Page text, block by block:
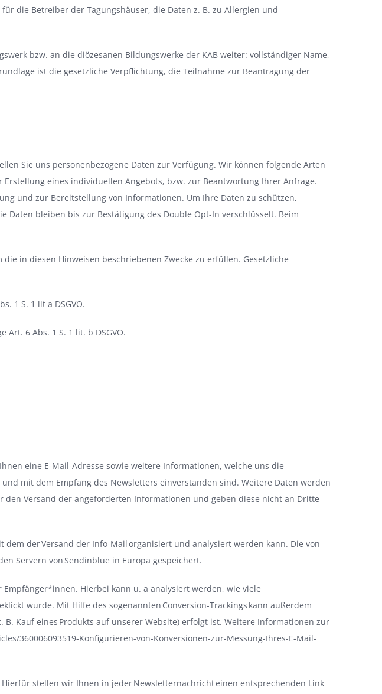
die Betreiber der Tagungshäuser, die Daten z. B. zu Allergien und
bzw. an die diözesanen Bildungswerke der KAB weiter: vollständiger Name,
ist die gesetzliche Verpflichtung, die Teilnahme zur Beantragung der
Sie uns personenbezogene Daten zur Verfügung. Wir können folgende Arten
eines individuellen Angebots, bzw. zur Beantwortung Ihrer Anfrage.
und zur Bereitstellung von Informationen. Um Ihre Daten zu schützen,
bleiben bis zur Bestätigung des Double Opt-In verschlüsselt. Beim
in diesen Hinweisen beschriebenen Zwecke zu erfüllen. Gesetzliche
1 S. 1 lit a DSGVO.
6 Abs. 1 S. 1 lit. b DSGVO.
eine E-Mail-Adresse sowie weitere Informationen, welche uns die
mit dem Empfang des Newsletters einverstanden sind. Weitere Daten werden
Versand der angeforderten Informationen und geben diese nicht an Dritte
der Versand der Info-Mail organisiert und analysiert werden kann. Die von
Servern von Sendinblue in Europa gespeichert.
Hierbei kann u. a analysiert werden, wie viele
wurde. Mit Hilfe des sogenannten Conversion-Trackings kann außerdem
Kauf eines Produkts auf unserer Website) erfolgt ist. Weitere Informationen zur
360006093519-Konfigurieren-von-Konversionen-zur-Messung-Ihres-E-Mail-
stellen wir Ihnen in jeder Newsletternachricht einen entsprechenden Link